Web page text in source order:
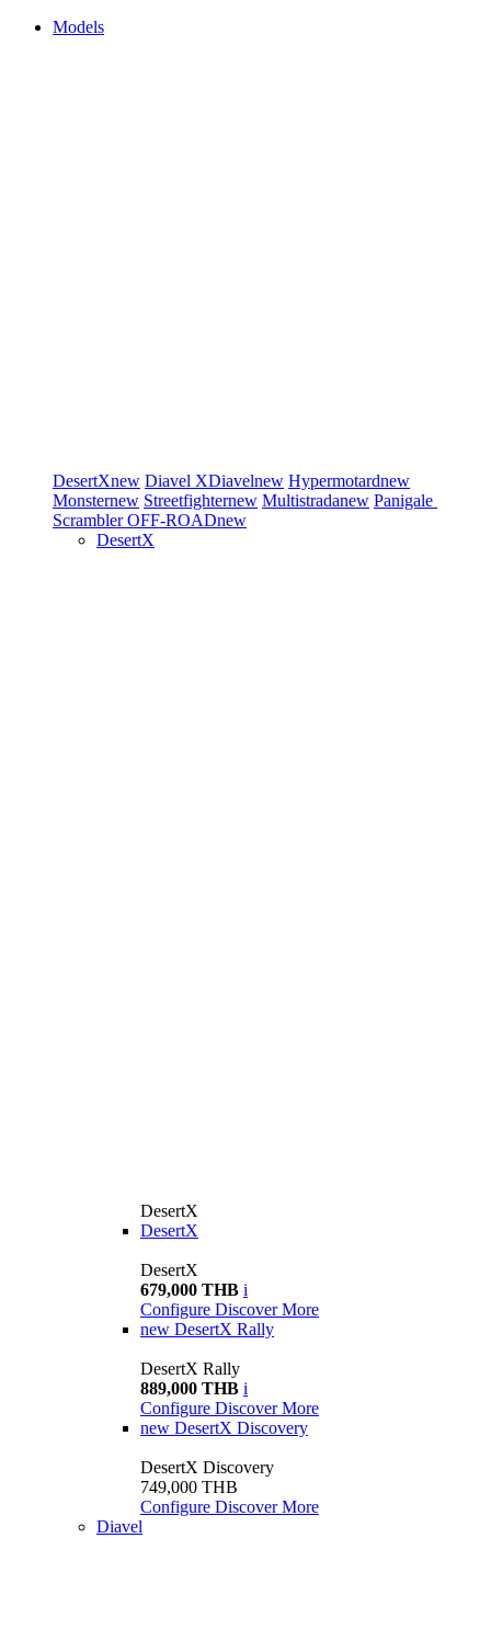
Models
DesertXnew Diavel XDiavelnew Hypermotardnew
Monsternew Streetfighternew Multistradanew Panigale
ScramblerOFF-ROADnew
DesertX
DesertX
DesertX
DesertX
679,000 THB i
Configure Discover More
new DesertX Rally
DesertX Rally
889,000 THB i
Configure Discover More
new DesertX Discovery
DesertX Discovery
749,000 THB
Configure Discover More
Diavel